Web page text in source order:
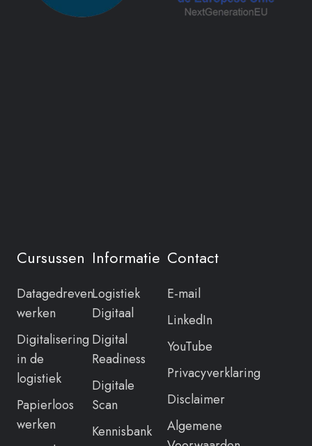
Cursussen
Datagedreven
werken
Digitalisering
in de
logistiek
Papierloos
werken
Informatie
Logistiek
Digitaal
Digital
Readiness
Digitale
Scan
Kennisbank
Contact
E-mail
LinkedIn
YouTube
Privacyverklaring
Disclaimer
Algemene